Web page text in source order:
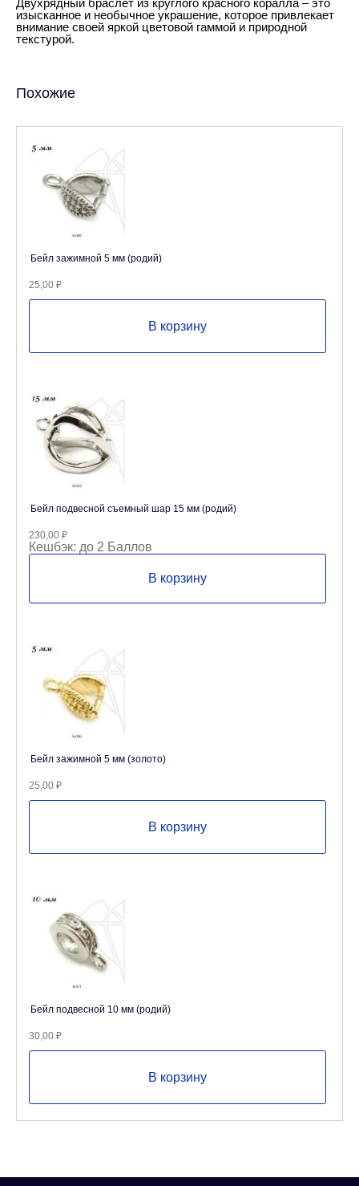
изысканное и необычное украшение, которое привлекает
внимание своей яркой цветовой гаммой и природной
текстурой.
Похожие
Бейл зажимной 5 мм (родий)
25,00 ₽
В корзину
Бейл подвесной съемный шар 15 мм (родий)
230,00 ₽
Кешбэк: до 2 Баллов
В корзину
Бейл зажимной 5 мм (золото)
25,00 ₽
В корзину
Бейл подвесной 10 мм (родий)
30,00 ₽
В корзину